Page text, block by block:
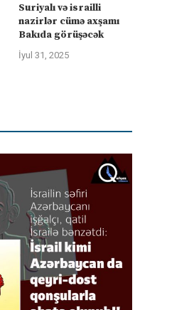
Suriyalı və israilli
nazirlər cümə axşamı
Bakıda görüşəcək
İyul 31, 2025